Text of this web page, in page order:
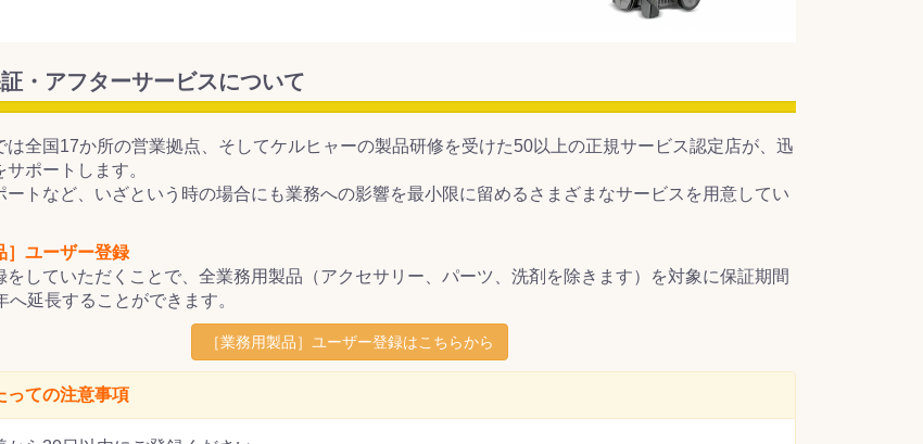
・アフターサービスについて
は全国17か所の営業拠点、そしてケルヒャーの製品研修を受けた50以上の正規サービス認定店が、迅
ポートします。
ートなど、いざという時の場合にも業務への影響を最小限に留めるさまざまなサービスを用意してい
］ユーザー登録
をしていただくことで、全業務用製品（アクセサリー、パーツ、洗剤を除きます）を対象に保証期間
へ延長することができます。
［業務用製品］ユーザー登録はこちらから
っての注意事項